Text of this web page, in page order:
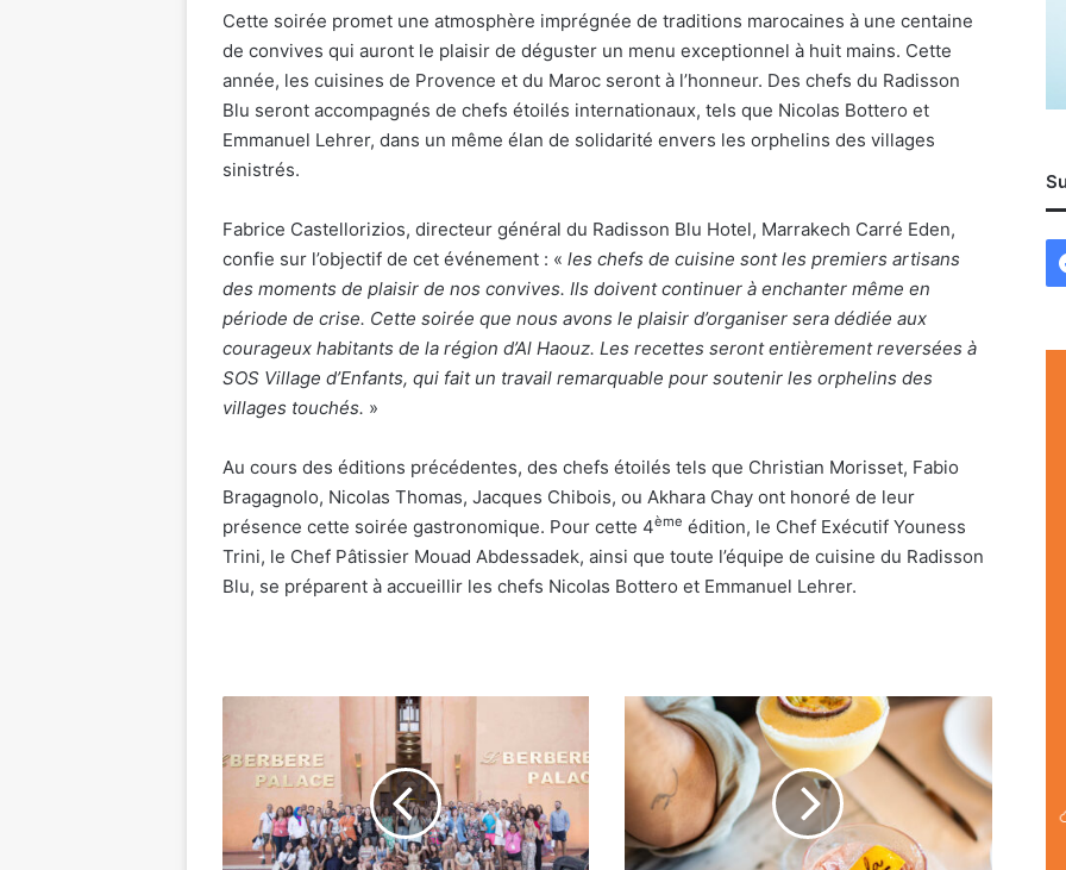
Cette soirée promet une atmosphère imprégnée de traditions marocaines à une centaine
de convives qui auront le plaisir de déguster un menu exceptionnel à huit mains. Cette
année, les cuisines de Provence et du Maroc seront à l’honneur. Des chefs du Radisson
Blu seront accompagnés de chefs étoilés internationaux, tels que Nicolas Bottero et
Emmanuel Lehrer, dans un même élan de solidarité envers les orphelins des villages
sinistrés.
Fabrice Castellorizios, directeur général du Radisson Blu Hotel, Marrakech Carré Eden,
confie sur l’objectif de cet événement : « les chefs de cuisine sont les premiers artisans
des moments de plaisir de nos convives. Ils doivent continuer à enchanter même en
période de crise. Cette soirée que nous avons le plaisir d’organiser sera dédiée aux
courageux habitants de la région d’Al Haouz. Les recettes seront entièrement reversées à
SOS Village d’Enfants, qui fait un travail remarquable pour soutenir les orphelins des
villages touchés. »
Au cours des éditions précédentes, des chefs étoilés tels que Christian Morisset, Fabio
Bragagnolo, Nicolas Thomas, Jacques Chibois, ou Akhara Chay ont honoré de leur
présence cette soirée gastronomique. Pour cette 4ème édition, le Chef Exécutif Youness
Trini, le Chef Pâtissier Mouad Abdessadek, ainsi que toute l’équipe de cuisine du Radisson
Blu, se préparent à accueillir les chefs Nicolas Bottero et Emmanuel Lehrer.
la
collaboration
entre
l'ONMT
et
L'authentique
cuisine
italienne
s'invite
Vichy
Célestins